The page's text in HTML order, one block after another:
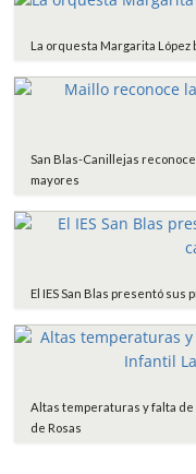
La orquesta Margarita
San Blas-Canillejas
mayores
El IES San Blas presentó sus
Altas temperaturas y falta
de Rosas